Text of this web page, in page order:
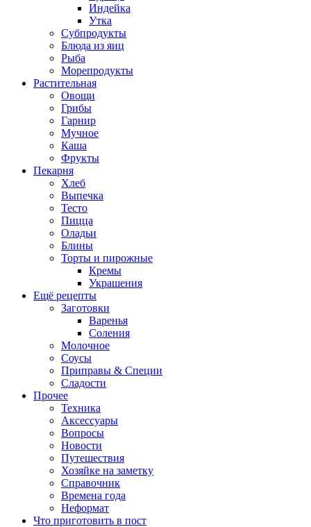
Индейка
Утка
Субпродукты
Блюда из яиц
Рыба
Морепродукты
Растительная
Овощи
Грибы
Гарнир
Мучное
Каша
Фрукты
Пекарня
Хлеб
Выпечка
Тесто
Пицца
Оладьи
Блины
Торты и пирожные
Кремы
Украшения
Ещё рецепты
Заготовки
Варенья
Соления
Молочное
Соусы
Приправы & Специи
Сладости
Прочее
Техника
Аксессуары
Вопросы
Новости
Путешествия
Хозяйке на заметку
Справочник
Времена года
Неформат
Что приготовить в пост